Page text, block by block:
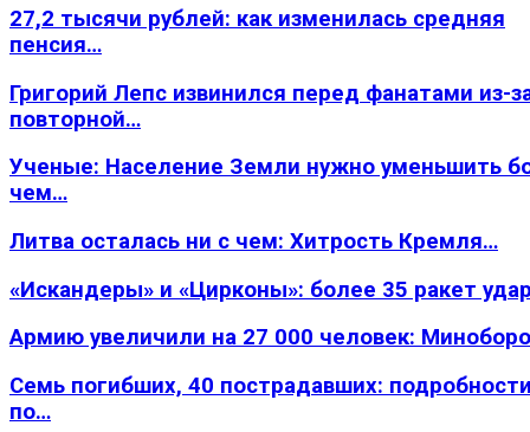
27,2 тысячи рублей: как изменилась средняя
пенсия…
Григорий Лепс извинился перед фанатами из-
повторной…
Ученые: Население Земли нужно уменьшить
чем…
Литва осталась ни с чем: Хитрость Кремля…
«Искандеры» и «Цирконы»: более 35 ракет
Армию увеличили на 27 000 человек:
Семь погибших, 40 пострадавших:
по…